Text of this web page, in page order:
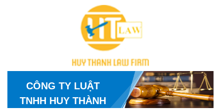
CÔNG TY LUẬT
TNHH HUY THÀNH